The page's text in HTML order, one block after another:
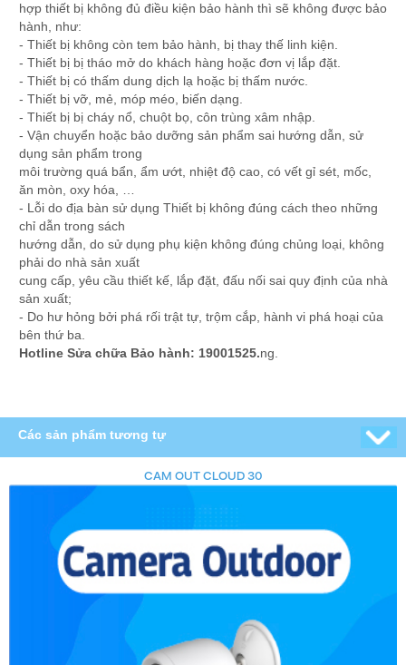
hợp thiết bị không đủ điều kiện bảo hành thì sẽ không được bảo
hành, như:
- Thiết bị không còn tem bảo hành, bị thay thế linh kiện.
- Thiết bị bị tháo mở do khách hàng hoặc đơn vị lắp đặt.
- Thiết bị có thấm dung dịch lạ hoặc bị thấm nước.
- Thiết bị vỡ, mẻ, móp méo, biến dạng.
- Thiết bị bị cháy nổ, chuột bọ, côn trùng xâm nhập.
- Vận chuyển hoặc bảo dưỡng sản phẩm sai hướng dẫn, sử
dụng sản phẩm trong
môi trường quá bẩn, ẩm ướt, nhiệt độ cao, có vết gỉ sét, mốc,
ăn mòn, oxy hóa, …
- Lỗi do địa bàn sử dụng Thiết bị không đúng cách theo những
chỉ dẫn trong sách
hướng dẫn, do sử dụng phụ kiện không đúng chủng loại, không
phải do nhà sản xuất
cung cấp, yêu cầu thiết kế, lắp đặt, đấu nối sai quy định của nhà
sản xuất;
- Do hư hỏng bởi phá rối trật tự, trộm cắp, hành vi phá hoại của
bên thứ ba.
Hotline Sửa chữa Bảo hành: 19001525.ng.
Các sản phẩm tương tự
CAM OUT CLOUD 30